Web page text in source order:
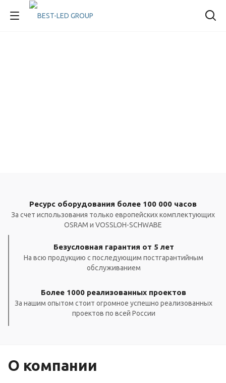
Ресурс оборудования более 100 000 часов
За счет использования только европейских комплектующих
OSRAM и VOSSLOH-SCHWABE
Безусловная гарантия от 5 лет
На всю продукцию с последующим постгарантийным
обслуживанием
Более 1000 реализованных проектов
За нашим опытом стоит огромное успешно реализованных
проектов по всей России
О компании